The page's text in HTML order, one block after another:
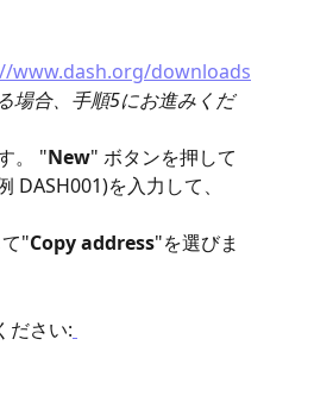
www.dash.org/downloads
場合、手順5にお進みくだ
。 "New" ボタンを押して
DASH001)を入力して、
"Copy address"を選びま
ださい: